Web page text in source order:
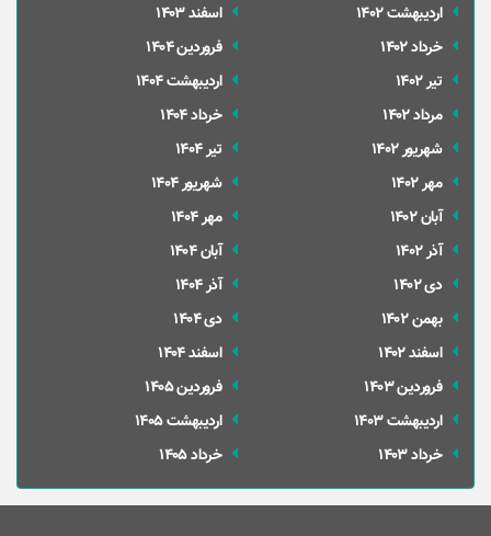
ارديبهشت 1402
خرداد 1402
تير 1402
مرداد 1402
شهریور 1402
مهر 1402
آبان 1402
آذر 1402
دی 1402
بهمن 1402
اسفند 1402
فروردین 1403
ارديبهشت 1403
خرداد 1403
اسفند 1403
فروردین 1404
ارديبهشت 1404
خرداد 1404
تير 1404
شهریور 1404
مهر 1404
آبان 1404
آذر 1404
دی 1404
اسفند 1404
فروردین 1405
ارديبهشت 1405
خرداد 1405